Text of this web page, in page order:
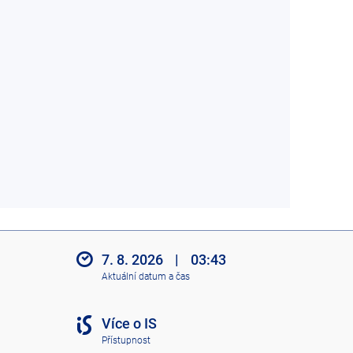
7. 8. 2026 | 03:43
Aktuální datum a čas
Více o IS
Přístupnost